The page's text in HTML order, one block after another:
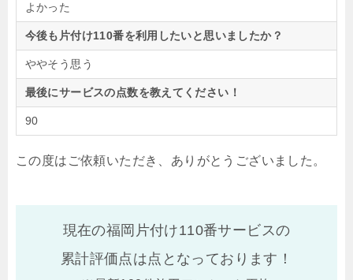
よかった
今後も片付け110番を利用したいと思いましたか？
ややそう思う
最後にサービスの点数を教えてください！
90
この度はご依頼いただき、ありがとうございました。
現在の福岡片付け110番サービスの
累計評価点は点となっております！